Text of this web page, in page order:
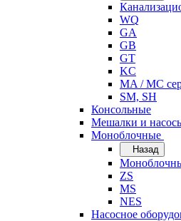
WQ
GA
GB
GT
KC
MA / MC
SM, SH
Консольные
Мешалки и
Моноблочные
Назад
ZS
MS
NES
Насосное